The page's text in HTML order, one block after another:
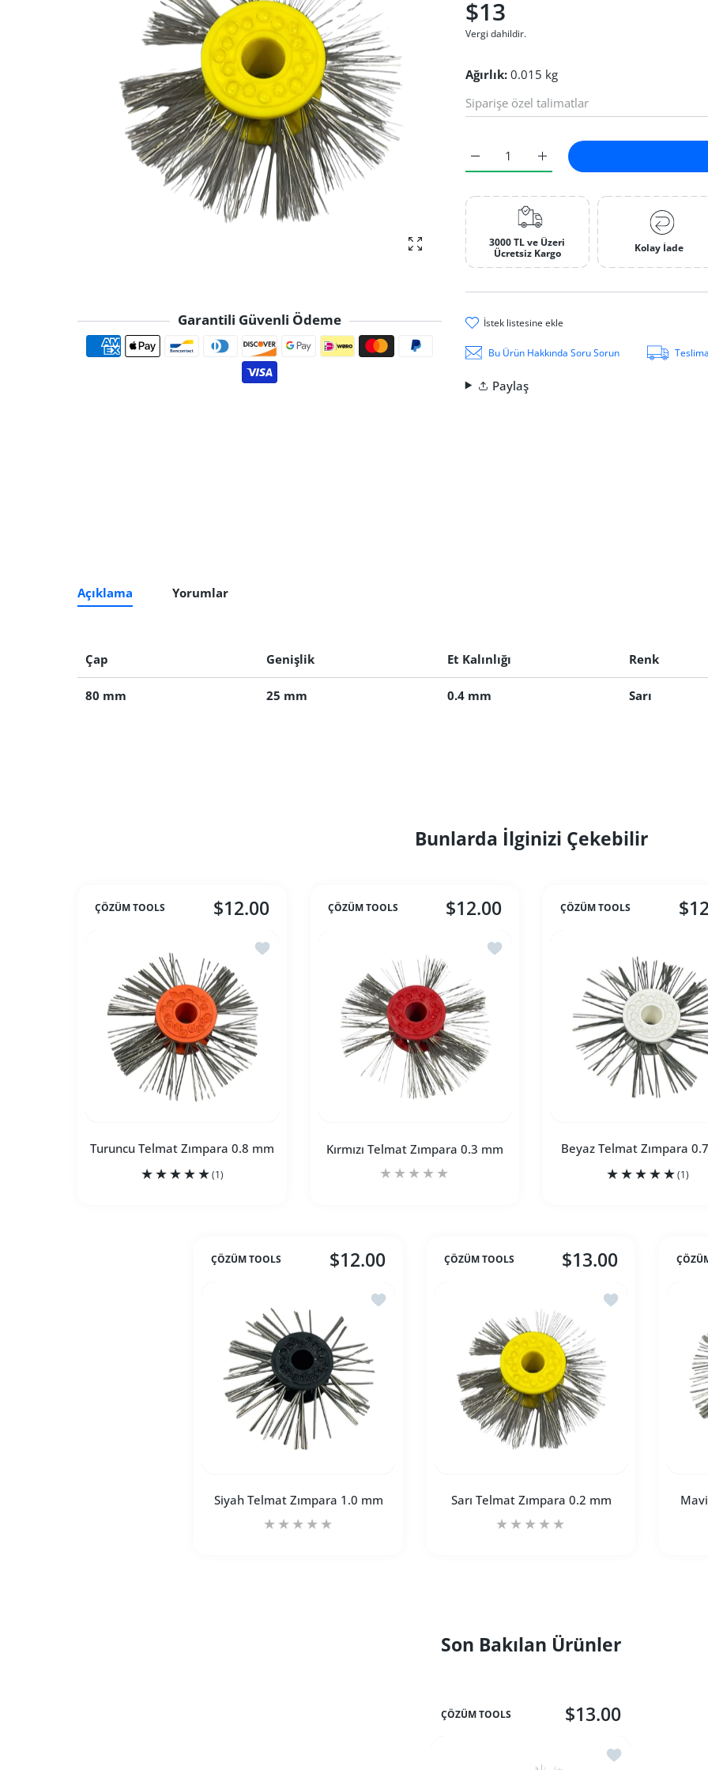
fotoğrafı büyüt
Garantili Güvenli Ödeme
Ödeme yöntemleri
$13
Vergi dahildir.
Ağırlık:0.015 kg
Sarı Telmat Zımpara 0.2
Sarı Telmat Zımpara 0.2 mm Default Title
3000 TL ve Üzeri
Ücretsiz Kargo
Kolay İade
i̇stek li̇stesi̇ne ekle
Bu Ürün Hakkında Soru Sorun
Paylaş
Açıklama Yorumlar
Çap Genişlik Et Kalınlığı Renk
80 mm 25 mm 0.4 mm Sarı
Bunlarda İlginizi Çekebilir
ÇÖZÜM TOOLS $12.00
İstek listesine ekle Turuncu Telmat Zımpara 0.8 mm
Turuncu Telmat Zımpara 0.8 mm
(1)
Turuncu Telmat Zımpara 0.8 mm Default Title için adedi artırın
Turuncu Telmat Zımpara 0.8 mm Default Title için adedi artırın
ÇÖZÜM TOOLS $12.00
İstek listesine ekle Kırmızı Telmat
Kırmızı Telmat Zımpara 0.3 mm
Kırmızı Telmat Zımpara 0.3 mm Default Title için
Kırmızı Telmat Zımpara 0.3 mm Default Title için adedi artırın
ÇÖZÜM TOOLS
Beyaz Telmat Zımpara
(1)
Beyaz Telmat
ÇÖZÜM TOOLS $12.00
İstek listesine ekle Siyah Telmat Zımpara 1.0 mm
Siyah Telmat Zımpara 1.0 mm
ÇÖZÜM TOOLS $13.00
İstek listesine ekle
Sarı Telmat Zımpara 0.2 mm
Son Bakılan Ürünler
ÇÖZÜM TOOLS $13.00
İstek listesine ekle